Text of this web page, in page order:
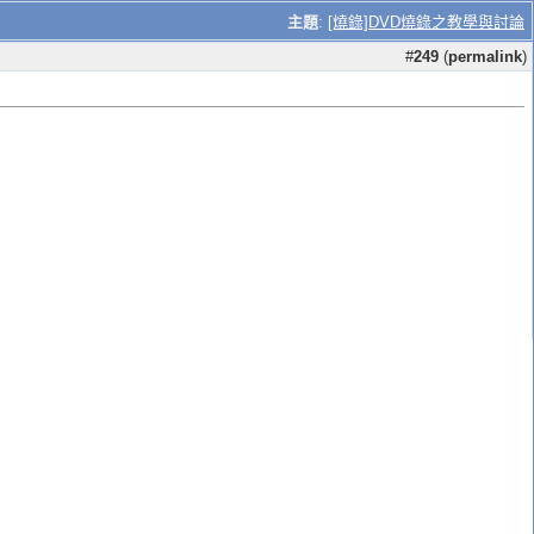
主題: [燒錄]DVD燒錄之教學與討論
#249 (permalink)